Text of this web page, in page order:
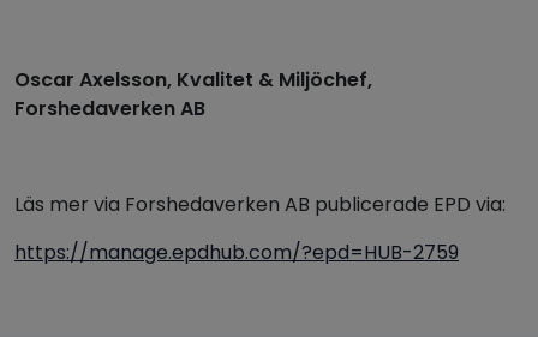
Oscar Axelsson, Kvalitet & Miljöchef,
Forshedaverken AB
Läs mer via Forshedaverken AB publicerade EPD via:
https://manage.epdhub.com/?epd=HUB-2759